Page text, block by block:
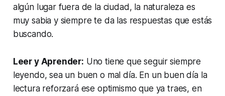
algún lugar fuera de la ciudad, la naturaleza es
muy sabia y siempre te da las respuestas que estás
buscando.
Leer y Aprender: Uno tiene que seguir siempre
leyendo, sea un buen o mal día. En un buen día la
lectura reforzará ese optimismo que ya traes, en